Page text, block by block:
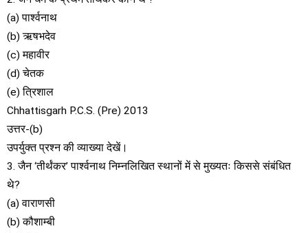
(a) पार्श्वनाथ
(b) ऋषभदेव
(c) महावीर
(d) चेतक
(e) त्रिशाल
Chhattisgarh P.C.S. (Pre) 2013
उत्तर-(b)
उपर्युक्त प्रश्न की व्याख्या देखें।
3. जैन ‘तीर्थंकर’ पार्श्वनाथ निम्नलिखित स्थानों में से मुख्यतः किससे संबंधित
थे?
(a) वाराणसी
(b) कौशाम्बी